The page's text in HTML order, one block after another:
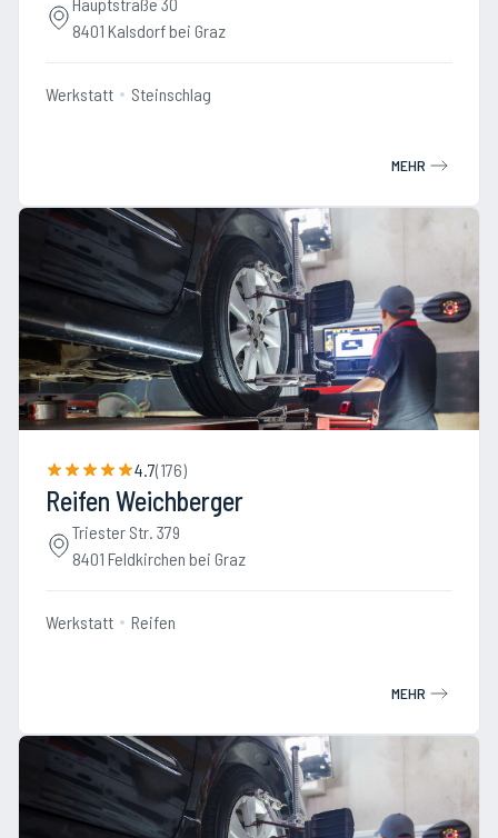
8401 Kalsdorf bei Graz
Werkstatt Steinschlag
MEHR
4.7(176)
Reifen Weichberger
Triester Str. 379
8401 Feldkirchen bei Graz
Werkstatt Reifen
MEHR